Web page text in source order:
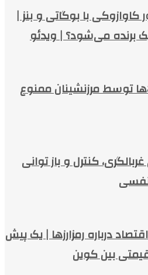
با بوگاتی و بنز |
برنده می‌شود؟ | ویدئو
توسط مرزنشینان ممنوع
کنترل و باز توانی
درباره رمزارزها | یک پیش
بین کوین